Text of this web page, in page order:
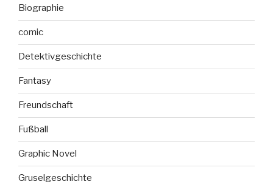
Biographie
comic
Detektivgeschichte
Fantasy
Freundschaft
Fußball
Graphic Novel
Gruselgeschichte